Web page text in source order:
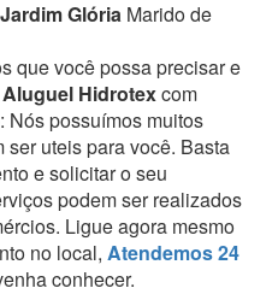
Glória Marido de
que você possa precisar e
Hidrotexcom
Nós possuímos muitos
uteis para você. Basta
e solicitar o seu
podem ser realizados
Ligue agora mesmo
no local, Atendemos 24
conhecer.